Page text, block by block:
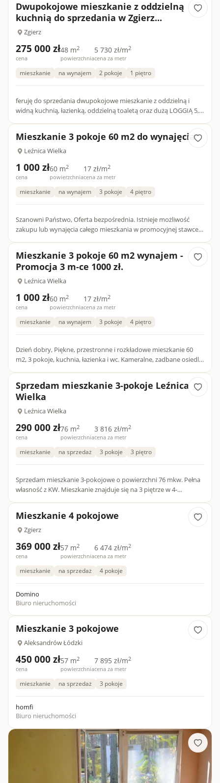
Dwupokojowe mieszkanie z oddzielną
kuchnią do sprzedania w Zgierz...
Zgierz
275 000 zł
cena
48 m2
powierzchnia
5 730 zł/m2
cena za metr
mieszkanie na wynajem 2 pokoje 1 piętro
feruję do sprzedania dwupokojowe mieszkanie z oddzielną i
widną kuchnią, łazienką, oddzielną toaletą oraz dużą LOGGIĄ 5,5
Mieszkanie 3 pokoje 60 m2 do wynajęcia
Leźnica Wielka
1 000 zł
cena
60 m2
powierzchnia
17 zł/m2
cena za metr
mieszkanie na wynajem 3 pokoje 4 piętro
Szanowni Państwo, Oferta bezpośrednia. Istnieje możliwość
zakupu lub wynajęcia całego mieszkania w promocyjnej stawce
Mieszkanie 3 pokoje 60 m2 wynajem -
Promocja 3 m-ce 1000 zł.
Leźnica Wielka
1 000 zł
cena
60 m2
powierzchnia
17 zł/m2
cena za metr
mieszkanie na wynajem 3 pokoje 4 piętro
Dzień dobry, Piękne, przestronne i rozkładowe mieszkanie 60
m2, 3 pokoje, kuchnia, łazienka i wc. Kameralne, zadbane osiedle
Sprzedam mieszkanie 3-pokoje Leźnica
Wielka
Leźnica Wielka
290 000 zł
cena
76 m2
powierzchnia
3 816 zł/m2
cena za metr
mieszkanie na sprzedaż 3 pokoje 3 piętro
Sprzedam mieszkanie 3-pokojowe o powierzchni 76 mkw. Pełna
własność z KW. Mieszkanie znajduje się na 3 piętrze w 4-
Mieszkanie 4 pokojowe
Zgierz
369 000 zł
cena
57 m2
powierzchnia
6 474 zł/m2
cena za metr
mieszkanie na sprzedaż 4 pokoje
Domino
Biuro nieruchomości
Mieszkanie 3 pokojowe
Aleksandrów Łódzki
450 000 zł
cena
57 m2
powierzchnia
7 895 zł/m2
cena za metr
mieszkanie na sprzedaż 3 pokoje
homfi
Biuro nieruchomości